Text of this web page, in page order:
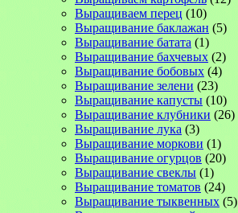
Выращиваем перец (10)
Выращивание баклажан (5)
Выращивание батата (1)
Выращивание бахчевых (2)
Выращивание бобовых (4)
Выращивание зелени (23)
Выращивание капусты (10)
Выращивание клубники (26)
Выращивание лука (3)
Выращивание моркови (1)
Выращивание огурцов (20)
Выращивание свеклы (1)
Выращивание томатов (24)
Выращивание тыквенных (5)